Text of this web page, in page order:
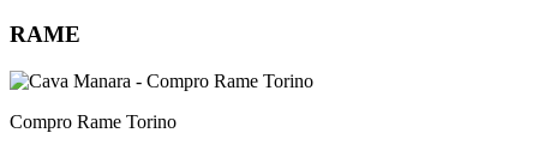
RAME
Compro Rame Torino